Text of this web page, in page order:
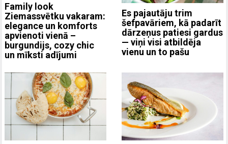
Family look
Ziemassvētku vakaram:
elegance un komforts
apvienoti vienā –
burgundijs, cozy chic
un mīksti adījumi
Es pajautāju trim
šefpavāriem, kā padarīt
dārzeņus patiesi gardus
— viņi visi atbildēja
vienu un to pašu